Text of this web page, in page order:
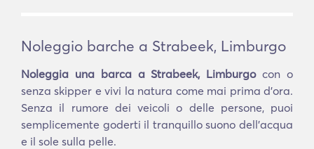
Noleggio barche a Strabeek, Limburgo
Noleggia una barca a Strabeek, Limburgocon o
senza skipper e vivi la natura come mai prima d'ora.
Senza il rumore dei veicoli o delle persone, puoi
semplicemente goderti il tranquillo suono dell'acqua
e il sole sulla pelle.